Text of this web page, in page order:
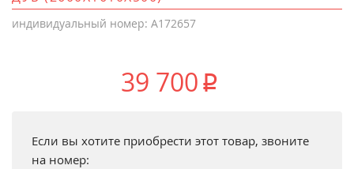
индивидуальный номер: A172657
39 700 p
Если вы хотите приобрести этот товар, звоните
на номер: